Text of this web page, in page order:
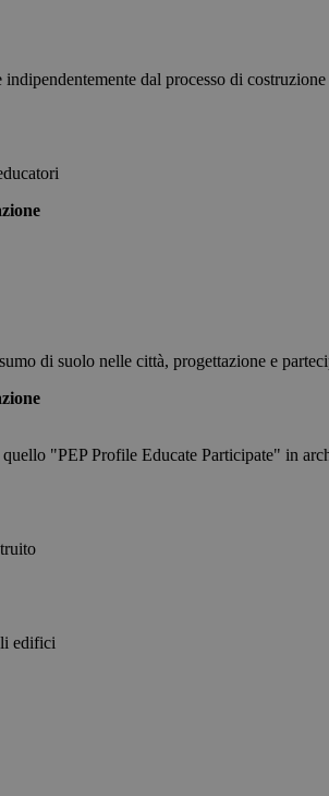
dal processo di costruzione
di suolo nelle città, progettazione e
"PEP Profile Educate Participate" in
edifici